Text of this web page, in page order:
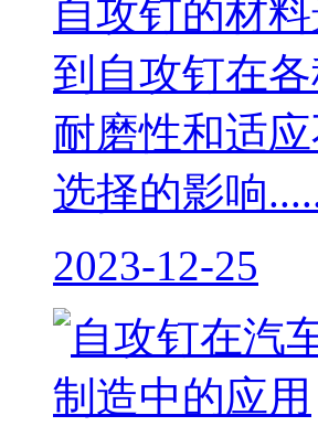
自攻钉的材
到自攻钉在
耐磨性和适
选择的影响
2023-12-25